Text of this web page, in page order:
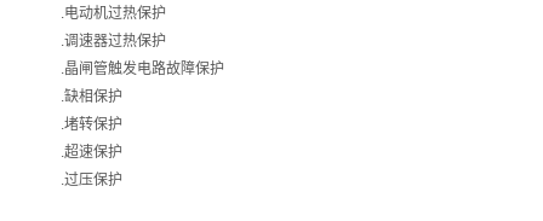
电动机过热保护
调速器过热保护
晶闸管触发电路故障保护
缺相保护
堵转保护
超速保护
过压保护